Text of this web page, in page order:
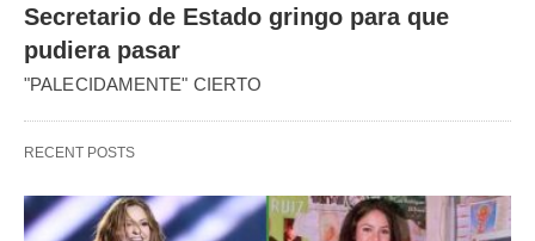
Secretario de Estado gringo para que
pudiera pasar
"PALECIDAMENTE" CIERTO
RECENT POSTS